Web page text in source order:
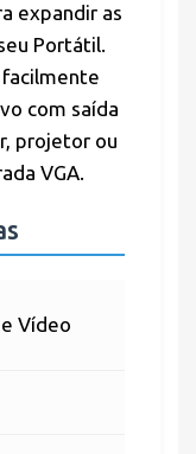
expandir as
Portátil.
com saída
projetor ou
VGA.
Vídeo